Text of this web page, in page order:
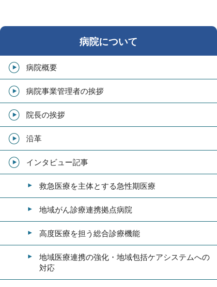
病院について
病院概要
病院事業管理者の挨拶
院長の挨拶
沿革
インタビュー記事
救急医療を主体とする急性期医療
地域がん診療連携拠点病院
高度医療を担う総合診療機能
地域医療連携の強化・地域包括ケアシステムへの
対応